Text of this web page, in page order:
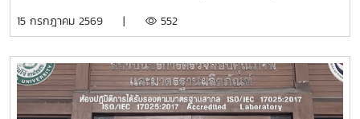
ประกอบการให้สามารถแข่งขันในตลาดพรีเมียมทั้งในประเทศและ
มหาวิทยาลัยราชภัฏเชียงใหม่คณะศึกษาดูงานนำโดย ผู้ช่วย
สถาพร อาจารย์รตานรี สุทธิพงษ์ และ นายพงษ์ชนะ ชุติมา เข้า
ศึกษาดูงานห้องปฏิบัติการวิเคราะห์และทดสอบของสถาบันฯผู้เข้า
ร่วมได้เรียนรู้กระบวนการเตรียมตัวอย่าง การใช้เครื่องมือและการ
15 กรกฎาคม 2569 | 552